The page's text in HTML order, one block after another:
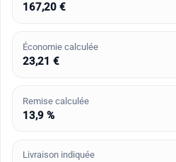
167,20 €
Économie calculée
23,21 €
Remise calculée
13,9 %
Livraison indiquée